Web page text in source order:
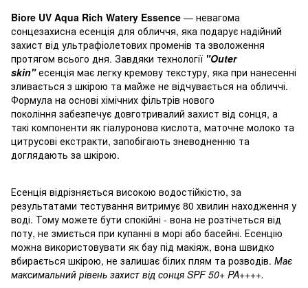
Biore UV Aqua Rich Watery Essence — невагома
сонцезахисна есенція для обличчя, яка подарує надійний
захист від ультрафіолетових променів та зволоження
протягом всього дня. Завдяки технології "Outer
skin" есенція має легку кремову текстуру, яка при нанесенні
зливається з шкірою та майже не відчувається на обличчі.
Формула на основі хімічних фільтрів нового
покоління забезпечує довготривалий захист від сонця, а
такі компоненти як гіалуронова кислота, маточне молоко та
цитрусові екстракти, запобігають зневодненню та
доглядають за шкірою.
Есенція відрізняється високою водостійкістю, за
результатами тестування витримує 80 хвилин находження у
воді. Тому можете бути спокійні - вона не розтічеться від
поту, не змиється при купанні в морі або басейні. Есенцію
можна використовувати як бау під макіяж, вона швидко
вбирається шкірою, не залишає білих плям та розводів. Має
максимальний рівень захист від сонця SPF 50+ PA++++.